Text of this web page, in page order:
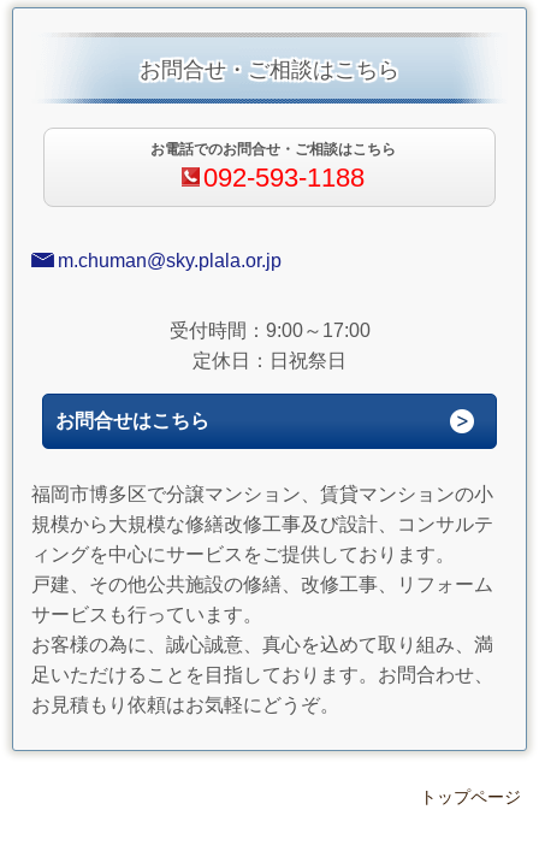
お問合せ・ご相談はこちら
お電話でのお問合せ・ご相談はこちら
092-593-1188
m.chuman@sky.plala.or.jp
受付時間：9:00～17:00
定休日：日祝祭日
お問合せはこちら
福岡市博多区で分譲マンション、賃貸マンションの小
規模から大規模な修繕改修工事及び設計、コンサルテ
ィングを中心にサービスをご提供しております。
戸建、その他公共施設の修繕、改修工事、リフォーム
サービスも行っています。
お客様の為に、誠心誠意、真心を込めて取り組み、満
足いただけることを目指しております。お問合わせ、
お見積もり依頼はお気軽にどうぞ。
トップページ